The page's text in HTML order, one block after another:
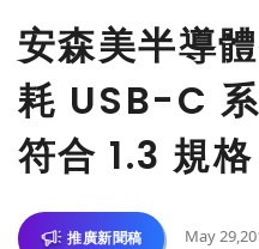
安森美半導
耗 USB-C
符合 1.3 規格
推廣新聞稿 May